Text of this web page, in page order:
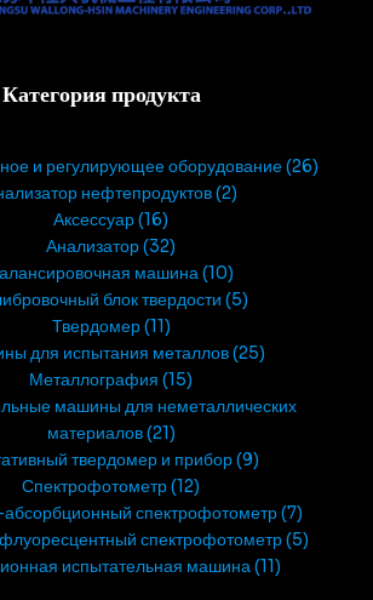
Категория продукта
и регулирующее оборудование 26
нефтепродуктов 2
Аксессуар 16
Анализатор 32
машина 10
блок твердости 5
Твердомер 11
для испытания металлов 25
Металлография 15
машины для неметаллических
материалов 21
твердомер и прибор 9
Спектрофотометр 12
спектрофотометр 7
спектрофотометр 5
испытательная машина 11